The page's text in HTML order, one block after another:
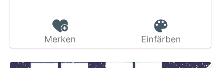
Merken Einfärben